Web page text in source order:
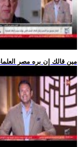
.. مين قالك إن بره مصر